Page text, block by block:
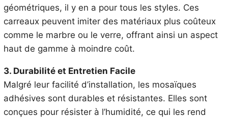
géométriques, il y en a pour tous les styles. Ces
carreaux peuvent imiter des matériaux plus coûteux
comme le marbre ou le verre, offrant ainsi un aspect
haut de gamme à moindre coût.
3. Durabilité et Entretien Facile
Malgré leur facilité d’installation, les mosaïques
adhésives sont durables et résistantes. Elles sont
conçues pour résister à l’humidité, ce qui les rend